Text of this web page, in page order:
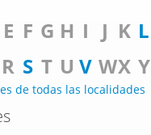
E F G H I J K L
R S T U V WX Y
de todas las localidades